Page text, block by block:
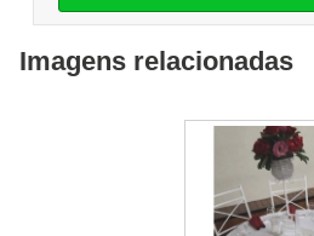
Imagens relacionadas